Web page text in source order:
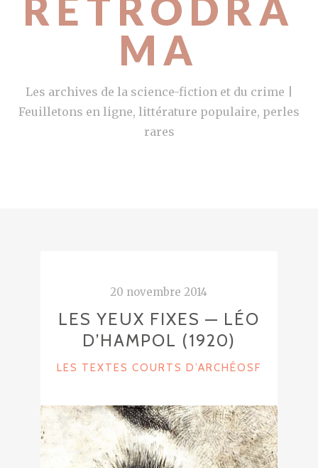
RETRODRA
MA
Les archives de la science-fiction et du crime |
Feuilletons en ligne, littérature populaire, perles
rares
20 novembre 2014
LES YEUX FIXES — LÉO
D’HAMPOL (1920)
C
T
E
LES TEXTES COURTS D’ARCHÉOSF